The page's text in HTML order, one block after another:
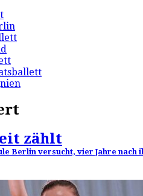
zählt
Berlin versucht, vier Jahre